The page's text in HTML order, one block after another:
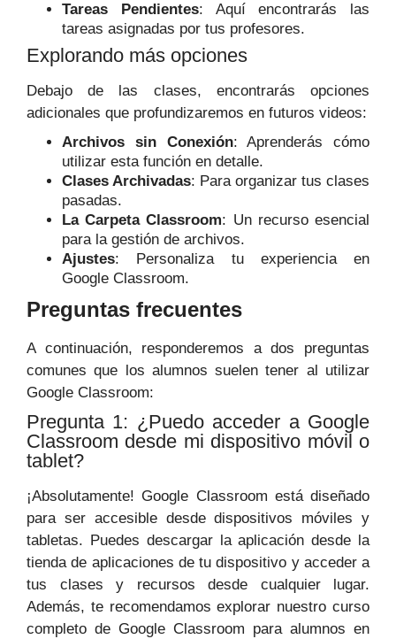
Tareas Pendientes: Aquí encontrarás las
tareas asignadas por tus profesores.
Explorando más opciones
Debajo de las clases, encontrarás opciones
adicionales que profundizaremos en futuros videos:
Archivos sin Conexión: Aprenderás cómo
utilizar esta función en detalle.
Clases Archivadas: Para organizar tus clases
pasadas.
La Carpeta Classroom: Un recurso esencial
para la gestión de archivos.
Ajustes: Personaliza tu experiencia en
Google Classroom.
Preguntas frecuentes
A continuación, responderemos a dos preguntas
comunes que los alumnos suelen tener al utilizar
Google Classroom:
Pregunta 1: ¿Puedo acceder a Google
Classroom desde mi dispositivo móvil o
tablet?
¡Absolutamente! Google Classroom está diseñado
para ser accesible desde dispositivos móviles y
tabletas. Puedes descargar la aplicación desde la
tienda de aplicaciones de tu dispositivo y acceder a
tus clases y recursos desde cualquier lugar.
Además, te recomendamos explorar nuestro curso
completo de Google Classroom para alumnos en